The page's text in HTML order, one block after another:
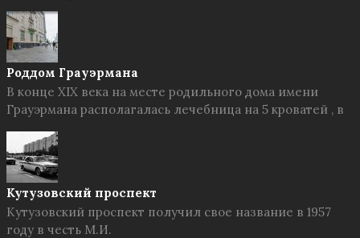
Роддом Грауэрмана
В конце XIX века на месте родильного дома имени
Грауэрмана располагалась лечебница на 5 кроватей , в
Кутузовский проспект
Кутузовский проспект получил свое название в 1957
году в честь М.И.